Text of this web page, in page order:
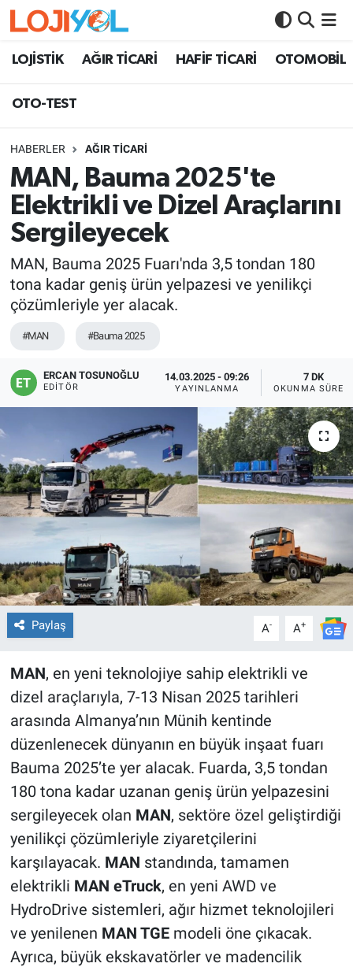
LOJİSTİK AĞIR TİCARİ HAFİF TİCARİ OTOMOBİL
OTO-TEST
HABERLER AĞIR TİCARİ
MAN, Bauma 2025'te
Elektrikli ve Dizel Araçlarını
Sergileyecek
MAN, Bauma 2025 Fuarı'nda 3,5 tondan 180
tona kadar geniş ürün yelpazesi ve yenilikçi
çözümleriyle yer alacak.
#MAN #Bauma 2025
ERCAN TOSUNOĞLU
EDITÖR
14.03.2025 - 09:26
YAYINLANMA
7 DK
OKUNMA SÜRESI
Paylaş A- A+
MAN, en yeni teknolojiye sahip elektrikli ve
dizel araçlarıyla, 7-13 Nisan 2025 tarihleri
arasında Almanya’nın Münih kentinde
düzenlenecek dünyanın en büyük inşaat fuarı
Bauma 2025’te yer alacak. Fuarda, 3,5 tondan
180 tona kadar uzanan geniş ürün yelpazesini
sergileyecek olan MAN, sektöre özel geliştirdiği
yenilikçi çözümleriyle ziyaretçilerini
karşılayacak. MAN standında, tamamen
elektrikli MAN eTruck, en yeni AWD ve
HydroDrive sistemleri, ağır hizmet teknolojileri
ve yenilenen MAN TGEmodeli öne çıkacak.
Ayrıca, büyük ekskavatörler ve madencilik
OTO-TEST